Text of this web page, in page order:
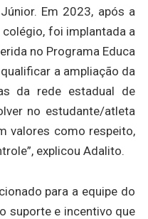
Em 2023, após a
foi implantada a
no Programa Educa
a ampliação da
da rede estadual de
no estudante/atleta
valores como respeito,
explicou Adalito.
para a equipe do
suporte e incentivo que